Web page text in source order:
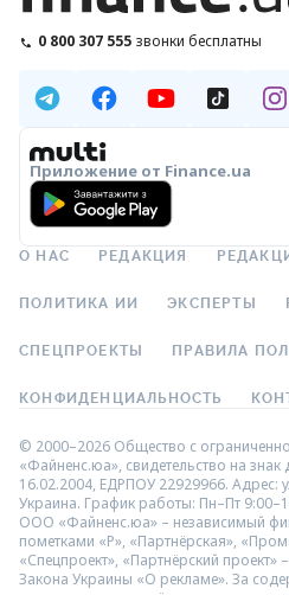
0 800 307 555 звонки бесплатны
Приложение от Finance.ua
О НАС РЕДАКЦИЯ
ПОЛИТИКА ИИ ЭКСПЕРТЫ
СПЕЦПРОЕКТЫ ПРАВИЛА
КОНФИДЕНЦИАЛЬНОСТЬ
© 2000–2026 Общество с
«Файненс.юа», свидетельство на
16.02.2004, ЕДРПОУ 22929966. Адрес:
Украина. График работы: Пн–Пт
ООО «Файненс.юа» – независимый
пометками «Р», «Партнёрская»,
«Спецпроект», «Партнёрский
Закона Украины «О рекламе». За